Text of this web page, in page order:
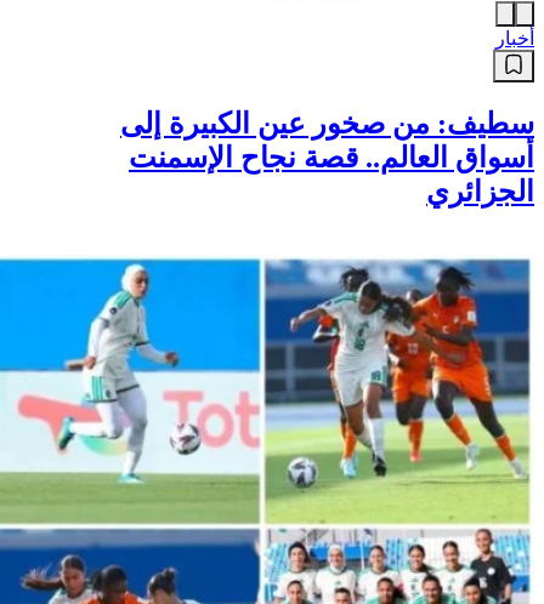
أخبار
سطيف: من صخور عين الكبيرة إلى
أسواق العالم.. قصة نجاح الإسمنت
الجزائري